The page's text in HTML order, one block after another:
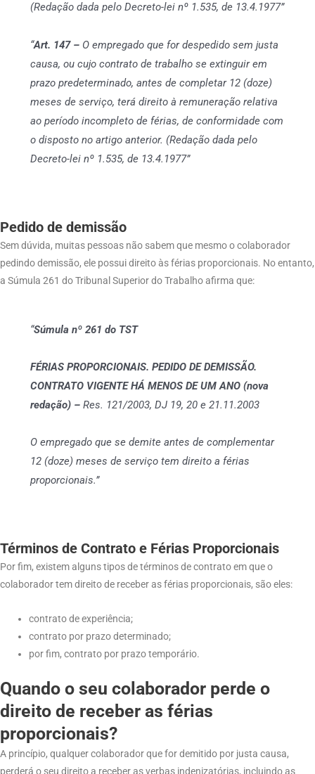
(Redação dada pelo Decreto-lei nº 1.535, de 13.4.1977”
“Art. 147 –O empregado que for despedido sem justa
causa, ou cujo contrato de trabalho se extinguir em
prazo predeterminado, antes de completar 12 (doze)
meses de serviço, terá direito à remuneração relativa
ao período incompleto de férias, de conformidade com
o disposto no artigo anterior. (Redação dada pelo
Decreto-lei nº 1.535, de 13.4.1977”
Pedido de demissão
Sem dúvida, muitas pessoas não sabem que mesmo o colaborador
pedindo demissão, ele possui direito às férias proporcionais. No entanto,
a Súmula 261 do Tribunal Superior do Trabalho afirma que:
“Súmula nº 261 do TST
FÉRIAS PROPORCIONAIS. PEDIDO DE DEMISSÃO.
CONTRATO VIGENTE HÁ MENOS DE UM ANO (nova
redação) – Res. 121/2003, DJ 19, 20 e 21.11.2003
O empregado que se demite antes de complementar
12 (doze) meses de serviço tem direito a férias
proporcionais.”
Términos de Contrato e Férias Proporcionais
Por fim, existem alguns tipos de términos de contrato em que o
colaborador tem direito de receber as férias proporcionais, são eles:
contrato de experiência;
contrato por prazo determinado;
por fim, contrato por prazo temporário.
Quando o seu colaborador perde o
direito de receber as férias
proporcionais?
A princípio, qualquer colaborador que for demitido por justa causa,
perderá o seu direito a receber as verbas indenizatórias, incluindo as